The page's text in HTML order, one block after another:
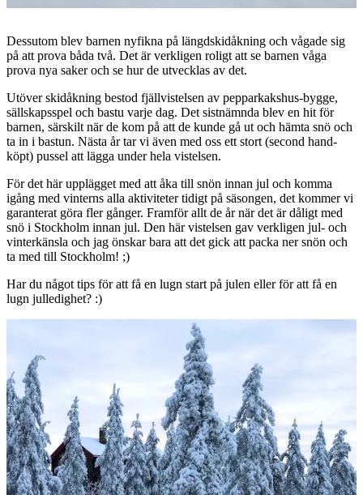
Dessutom blev barnen nyfikna på längdskidåkning och vågade sig
på att prova båda två. Det är verkligen roligt att se barnen våga
prova nya saker och se hur de utvecklas av det.
Utöver skidåkning bestod fjällvistelsen av pepparkakshus-bygge,
sällskapsspel och bastu varje dag. Det sistnämnda blev en hit för
barnen, särskilt när de kom på att de kunde gå ut och hämta snö och
ta in i bastun. Nästa år tar vi även med oss ett stort (second hand-
köpt) pussel att lägga under hela vistelsen.
För det här upplägget med att åka till snön innan jul och komma
igång med vinterns alla aktiviteter tidigt på säsongen, det kommer vi
garanterat göra fler gånger. Framför allt de år när det är dåligt med
snö i Stockholm innan jul. Den här vistelsen gav verkligen jul- och
vinterkänsla och jag önskar bara att det gick att packa ner snön och
ta med till Stockholm! ;)
Har du något tips för att få en lugn start på julen eller för att få en
lugn julledighet? :)